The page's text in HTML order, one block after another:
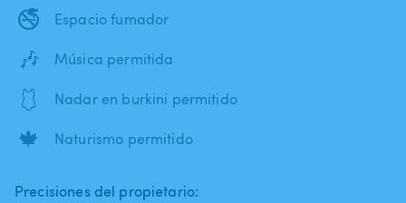
🚭 Espacio fumador
🎶 Música permitida
🩱 Nadar en burkini permitido
🍁 Naturismo permitido
Precisiones del propietario: